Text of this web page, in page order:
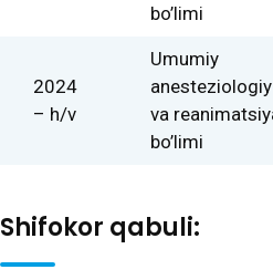
bo’limi
2024
– h/v
Umumiy
va
bo’limi
Shifokor qabuli: